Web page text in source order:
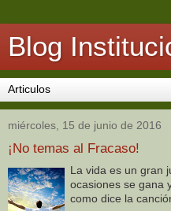
Blog
miércoles, 15 de junio de 2016
¡No temas al Fracaso!
La vida es un gran
ocasiones se gana
como dice la